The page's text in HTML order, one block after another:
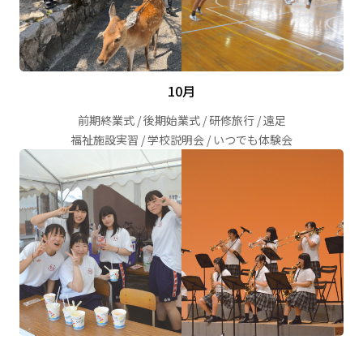
10月
前期終業式 / 後期始業式 / 研修旅行 / 遠足
福祉施設実習 / 学校説明会 / いつでも体験会